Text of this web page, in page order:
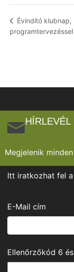
Évindító klubnap,
programtervezéssel
HÍRLEVÉL
Megjelenik
Itt iratkozhat fel a
E-Mail cím
Ellenőrzőkód 6 és